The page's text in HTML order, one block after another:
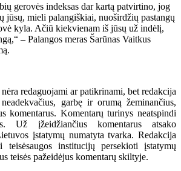
gerovės indeksas dar kartą patvirtino, jog
jūsų, mieli palangiškiai, nuoširdžių pastangų
kyla. Ačiū kiekvienam iš jūsų už indėlį,
– Palangos meras Šarūnas Vaitkus
redaguojami ar patikrinami, bet redakcija
garbę ir orumą žeminančius,
komentarus. Komentarų turinys neatspindi
Už įžeidžiančius komentarus atsako
įstatymų numatyta tvarka. Redakcija
teisėsaugos institucijų persekioti įstatymų
teisės pažeidėjus komentarų skiltyje.